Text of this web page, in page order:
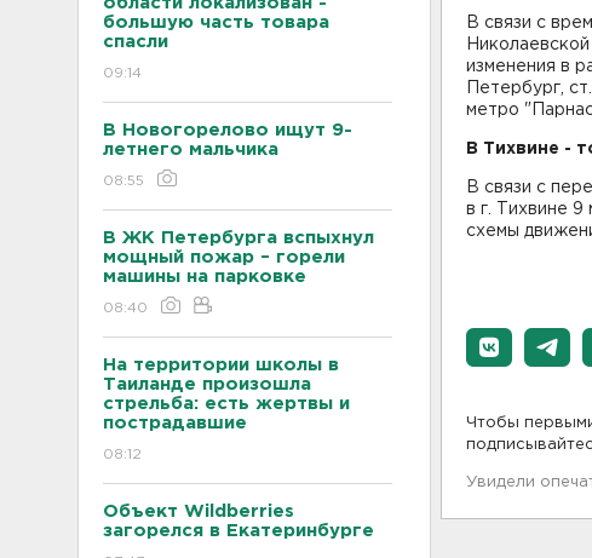
большую часть товара
спасли
09:14
В Новогорелово ищут 9-
летнего мальчика
08:55
В ЖК Петербурга вспыхнул
мощный пожар – горели
машины на парковке
08:40
На территории школы в
Таиланде произошла
стрельба: есть жертвы и
пострадавшие
08:12
Объект Wildberries
загорелся в Екатеринбурге
В связи с
изменения в
Петербург,
метро
В Тихвине -
В связи с
в г. Тихвине 9
схемы
Чтобы
Увидели